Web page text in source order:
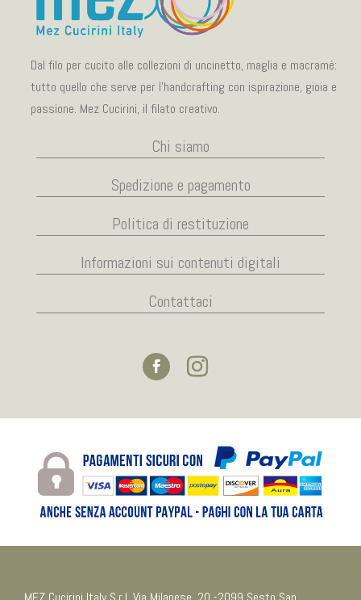
Dal filo per cucito alle collezioni di uncinetto, maglia e macramé:
tutto quello che serve per l’handcrafting con ispirazione, gioia e
passione. Mez Cucirini, il filato creativo.
Chi siamo
Spedizione e pagamento
Politica di restituzione
Informazioni sui contenuti digitali
Contattaci